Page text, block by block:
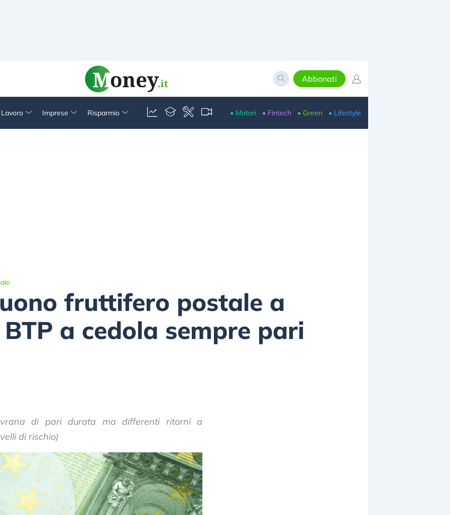
Abbonati
Imprese Risparmio • Motori • Fintech • Green • Lifestyle
fruttifero postale a
a cedola sempre pari
di pari durata ma differenti ritorni a
di rischio)